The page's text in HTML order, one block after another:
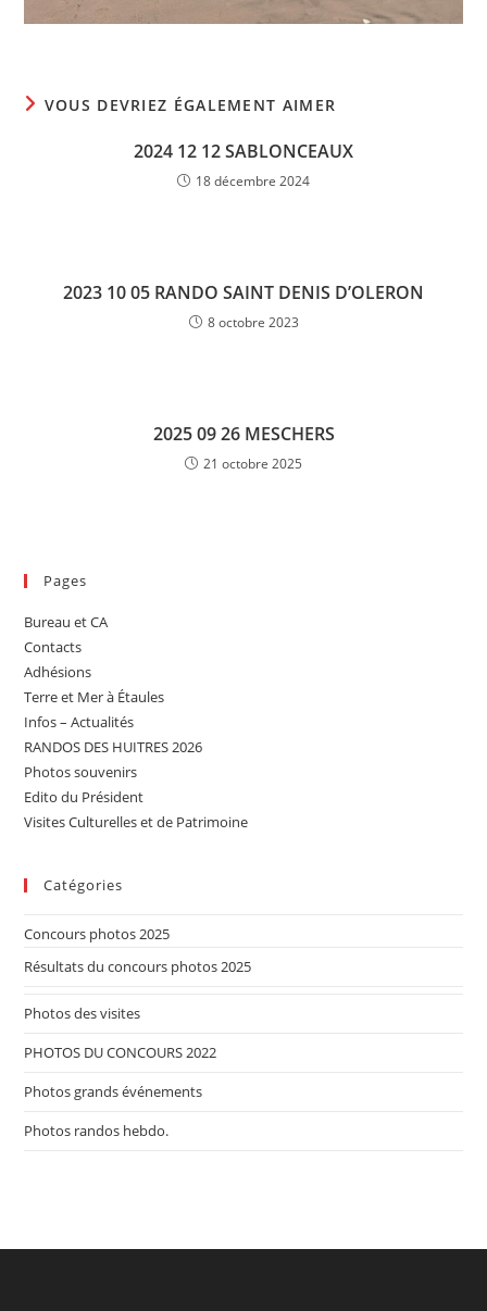
VOUS DEVRIEZ ÉGALEMENT AIMER
2024 12 12 SABLONCEAUX
18 décembre 2024
2023 10 05 RANDO SAINT DENIS D’OLERON
8 octobre 2023
2025 09 26 MESCHERS
21 octobre 2025
Pages
Bureau et CA
Contacts
Adhésions
Terre et Mer à Étaules
Infos – Actualités
RANDOS DES HUITRES 2026
Photos souvenirs
Edito du Président
Visites Culturelles et de Patrimoine
Catégories
Concours photos 2025
Résultats du concours photos 2025
Photos des visites
PHOTOS DU CONCOURS 2022
Photos grands événements
Photos randos hebdo.